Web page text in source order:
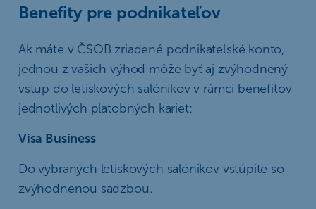
Benefity pre podnikateľov
Ak máte v ČSOB zriadené podnikateľské konto,
jednou z vašich výhod môže byť aj zvýhodnený
vstup do letiskových salónikov v rámci benefitov
jednotlivých platobných kariet:
Visa Business
Do vybraných letiskových salónikov vstúpite so
zvýhodnenou sadzbou.